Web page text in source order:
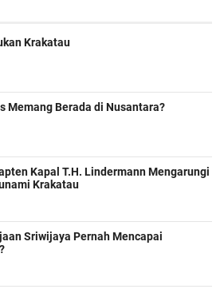
Krakatau
Memang Berada di Nusantara?
Kapal T.H. Lindermann Mengarungi
Krakatau
Sriwijaya Pernah Mencapai